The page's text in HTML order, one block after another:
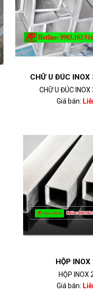
CHỮ U ĐÚC INOX
CHỮ U ĐÚC
Giá bán:
HỘP INOX
HỘP INOX
Giá bán: